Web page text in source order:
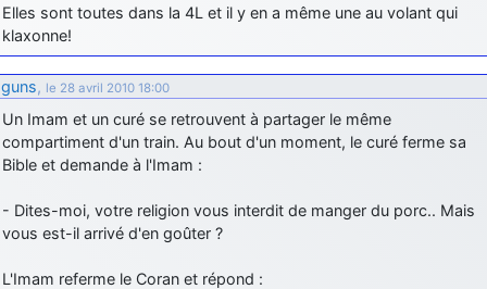
d9pouces: cette fois, c'est le Brésil et Singapour qui mettent le site
par terre
jericho: Ah ben je peux te confirmer que j'étais resté dans le filtre…
d9pouces: Désolé ! Mon filtrage a été un peu trop violent
manifestement
Elles sont toutes dans la 4L et il y en a même une au volant qui
klaxonne!
guns, le 28 avril 2010 18:00
Un Imam et un curé se retrouvent à partager le même
compartiment d'un train. Au bout d'un moment, le curé ferme sa
Bible et demande à l'Imam :
- Dites-moi, votre religion vous interdit de manger du porc.. Mais
vous est-il arrivé d'en goûter ?
L'Imam referme le Coran et répond :